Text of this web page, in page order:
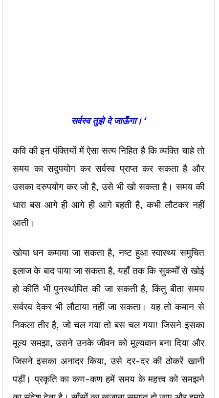
सर्वस्व तुझे दे जाऊँगा।‘
कवि की इन पंक्तियों में ऐसा सत्य निहित है कि व्यक्ति चाहे तो
समय का सदुपयोग कर सर्वस्व प्राप्त कर सकता है और
उसका दरुपयोग कर जो है, उसे भी खो सकता है। समय की
धारा बस आगे ही आगे ही आगे बहती है, कभी लौटकर नहीं
आती।
खोया धन कमाया जा सकता है, नष्ट हुआ स्वास्थ्य समुचित
इलाज के बाद पाया जा सकता है, यहाँ तक कि सुकर्मों से खोई
हो कीर्ति भी पुनर्स्थापित की जा सकती है, किंतु बीता समय
सर्वस्व देकर भी लौटाया नहीं जा सकता। यह तो कमान से
निकला तीर है, जो चल गया तो बस चल गया! जिसने इसका
मूल्य समझा, उसने उनके जीवन को मूल्यवान बना दिया और
जिसने इसका अनादर किया, उसे दर-दर की ठोकरें खानी
पड़ीं। प्रकृति का कण-कण हमें समय के महत्त्व को समझने